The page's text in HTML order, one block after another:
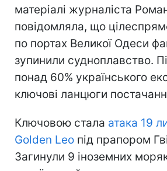
матеріалі журналіста
повідомляла, що
по портах Великої Одеси
зупинили судноплавство.
понад 60% українського
ключові ланцюги
Ключовою стала атака 19
Golden Leo під прапором
Загинули 9 іноземних